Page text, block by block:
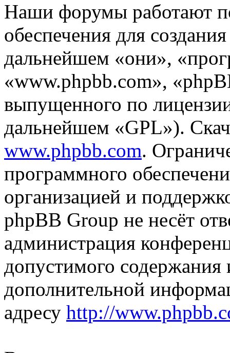
Наши форумы работают
обеспечения для
дальнейшем «они»,
«www.phpbb.com»,
выпущенного по
дальнейшем «GPL»).
www.phpbb.com.
программного
организацией и
phpBB Group не несёт
администрация
допустимого
дополнительной
адресу http://